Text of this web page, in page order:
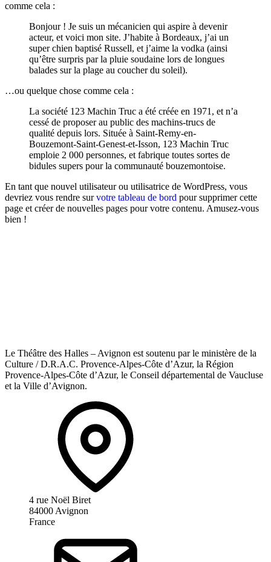
comme cela :
Bonjour ! Je suis un mécanicien qui aspire à devenir
acteur, et voici mon site. J’habite à Bordeaux, j’ai un
super chien baptisé Russell, et j’aime la vodka (ainsi
qu’être surpris par la pluie soudaine lors de longues
balades sur la plage au coucher du soleil).
…ou quelque chose comme cela :
La société 123 Machin Truc a été créée en 1971, et n’a
cessé de proposer au public des machins-trucs de
qualité depuis lors. Située à Saint-Remy-en-
Bouzemont-Saint-Genest-et-Isson, 123 Machin Truc
emploie 2 000 personnes, et fabrique toutes sortes de
bidules supers pour la communauté bouzemontoise.
En tant que nouvel utilisateur ou utilisatrice de WordPress, vous
devriez vous rendre survotre tableau de bord pour supprimer cette
page et créer de nouvelles pages pour votre contenu. Amusez-vous
bien !
Le Théâtre des Halles – Avignon est soutenu par le ministère de la
Culture / D.R.A.C. Provence-Alpes-Côte d’Azur, la Région
Provence-Alpes-Côte d’Azur, le Conseil départemental de Vaucluse
et la Ville d’Avignon.
4 rue Noël Biret
84000 Avignon
France